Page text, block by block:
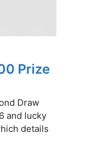
Prize
Draw
and lucky
details